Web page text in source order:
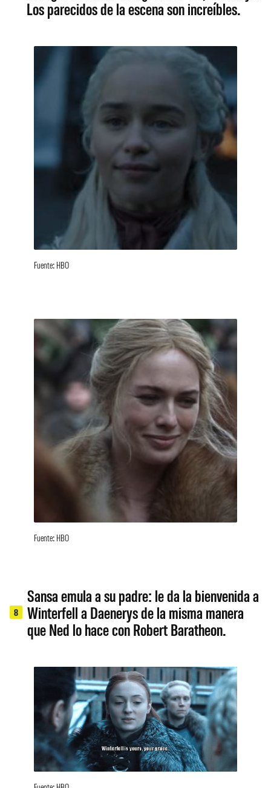
Los parecidos de la escena son increíbles.
Fuente: HBO
Fuente: HBO
8
Sansa emula a su padre: le da la bienvenida a
Winterfell a Daenerys de la misma manera
que Ned lo hace con Robert Baratheon.